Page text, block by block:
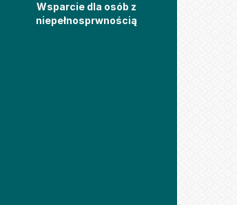
Wsparcie dla osób z
niepełnosprwnością